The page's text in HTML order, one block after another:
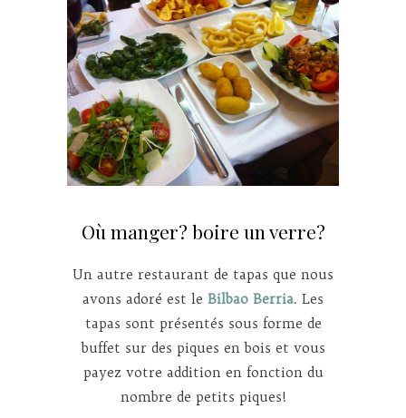
Où manger? boire un verre?
Un autre restaurant de tapas que nous
avons adoré est le Bilbao Berria. Les
tapas sont présentés sous forme de
buffet sur des piques en bois et vous
payez votre addition en fonction du
nombre de petits piques!